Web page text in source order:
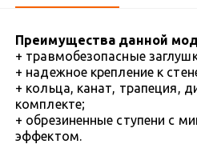
Преимущества данной
+ травмобезопасные
+ надежное крепление к
+ кольца, канат, трапеция,
комплекте;
+ обрезиненные ступени с
эффектом.